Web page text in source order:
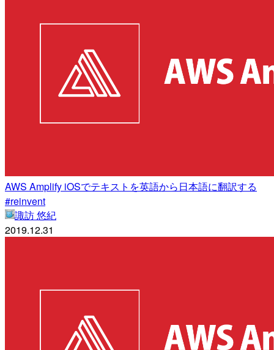
AWS Amplify iOSでテキストを英語から日本語に翻訳する
#reinvent
諏訪 悠紀
2019.12.31